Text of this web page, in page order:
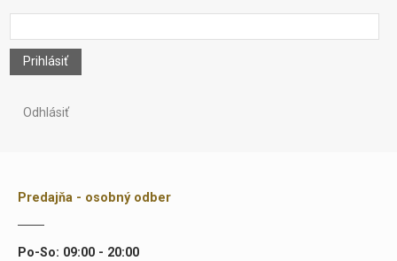
Prihlásiť
Odhlásiť
Predajňa - osobný odber
Po-So: 09:00 - 20:00